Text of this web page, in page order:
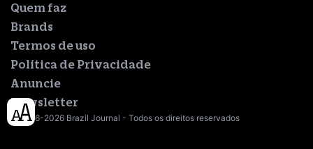
Quem faz
Brands
Termos de uso
Política de Privacidade
Anuncie
Newsletter
© 2016-2026 Brazil Journal - Todos os direitos reservados